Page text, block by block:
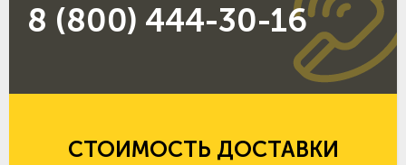
8 (800) 444-30-16
СТОИМОСТЬ ДОСТАВКИ